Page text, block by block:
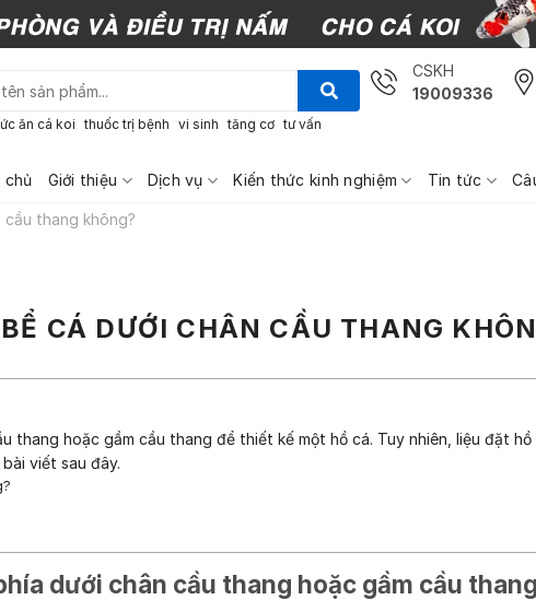
ăn cá koi thuốc trị bệnh vi sinh tăng cơ tư vấn
CSKH
19009336
chủ Giới thiệu Dịch vụ Kiến thức kinh nghiệm Tin tức
thang không?
CÁ DƯỚI CHÂN CẦU THANG
thang hoặc gầm cầu thang để thiết kế một hồ cá. Tuy nhiên, liệu đặt
viết sau đây.
dưới chân cầu thang hoặc gầm cầu